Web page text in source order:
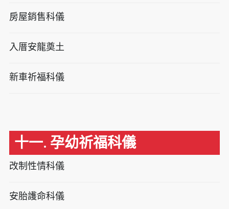
房屋銷售科儀
入厝安龍奠土
新車祈福科儀
十一. 孕幼祈福科儀
改制性情科儀
安胎護命科儀